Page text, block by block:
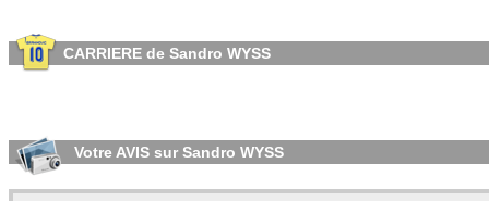
CARRIERE de Sandro WYSS
Votre AVIS sur Sandro WYSS